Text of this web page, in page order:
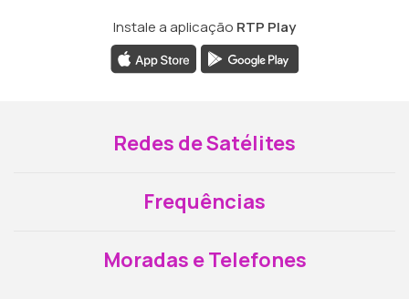
Instale a aplicação RTP Play
Redes de Satélites
Frequências
Moradas e Telefones